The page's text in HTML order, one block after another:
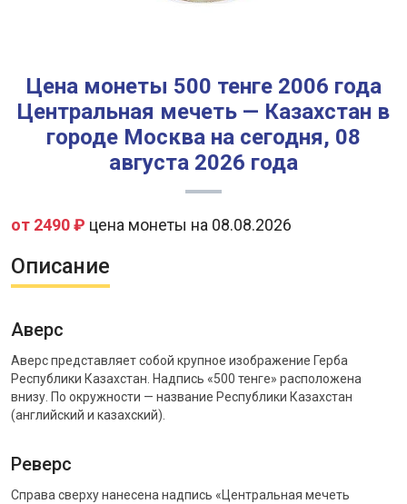
Цена монеты 500 тенге 2006 года
Центральная мечеть — Казахстан в
городе Москва на сегодня, 08
августа 2026 года
от 2490 ₽ цена монеты на 08.08.2026
Описание
Аверс
Аверс представляет собой крупное изображение Герба
Республики Казахстан. Надпись «500 тенге» расположена
внизу. По окружности — название Республики Казахстан
(английский и казахский).
Реверс
Справа сверху нанесена надпись «Центральная мечеть